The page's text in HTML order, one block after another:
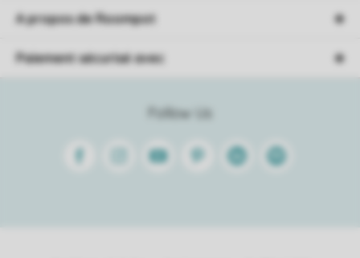
Follow Us
FacebookInstagramYoutube PinterestLinkedinSpotify
A propos de Roompot
Paiement sécurisé avec